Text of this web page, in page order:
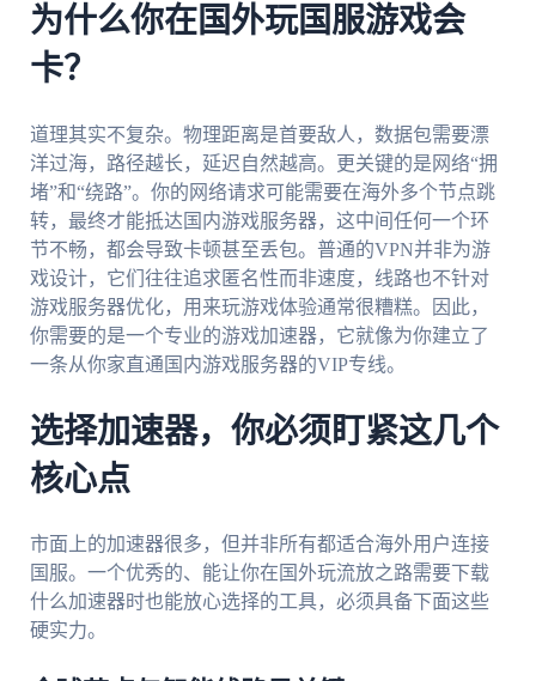
为什么你在国外玩国服游戏会
卡？
道理其实不复杂。物理距离是首要敌人，数据包需要漂
洋过海，路径越长，延迟自然越高。更关键的是网络“拥
堵”和“绕路”。你的网络请求可能需要在海外多个节点跳
转，最终才能抵达国内游戏服务器，这中间任何一个环
节不畅，都会导致卡顿甚至丢包。普通的VPN并非为游
戏设计，它们往往追求匿名性而非速度，线路也不针对
游戏服务器优化，用来玩游戏体验通常很糟糕。因此，
你需要的是一个专业的游戏加速器，它就像为你建立了
一条从你家直通国内游戏服务器的VIP专线。
选择加速器，你必须盯紧这几个
核心点
市面上的加速器很多，但并非所有都适合海外用户连接
国服。一个优秀的、能让你在国外玩流放之路需要下载
什么加速器时也能放心选择的工具，必须具备下面这些
硬实力。